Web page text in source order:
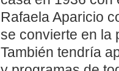
Rafaela Aparicio
se convierte en la
También tendría